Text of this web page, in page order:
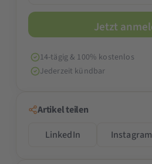
14-tägig & 100% kostenlos
Jederzeit kündbar
Artikel teilen
LinkedIn
Instagram